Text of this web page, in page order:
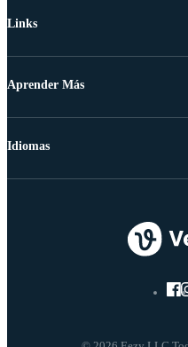
Links
Aprender Más
Idiomas